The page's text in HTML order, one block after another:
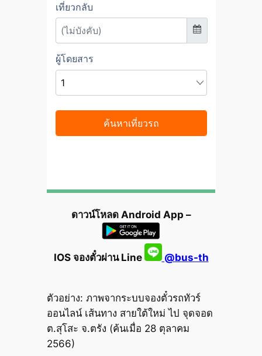
ดาวน์โหลด Android App –
IOS จองตั๋วผ่าน Line @bus-th
ตัวอย่าง: ภาพจากระบบจองตั๋วรถทัวร์
ออนไลน์ เส้นทาง สายใต้ใหม่ ไป จุดจอด
ต.สุโสะ จ.ตรัง (ค้นเมื่อ 28 ตุลาคม
2566)